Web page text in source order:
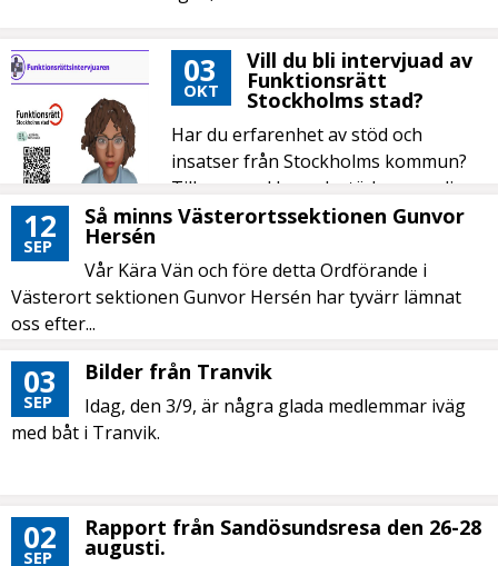
03
OKT
Vill du bli intervjuad av
Funktionsrätt
Stockholms stad?
Har du erfarenhet av stöd och
insatser från Stockholms kommun?
Till exempel boendestöd, personlig
assistans,...
12
SEP
Så minns Västerortssektionen Gunvor
Hersén
Vår Kära Vän och före detta Ordförande i
Västerort sektionen Gunvor Hersén har tyvärr lämnat
oss efter...
03
SEP
Bilder från Tranvik
Idag, den 3/9, är några glada medlemmar iväg
med båt i Tranvik.
02
SEP
Rapport från Sandösundsresa den 26-28
augusti.